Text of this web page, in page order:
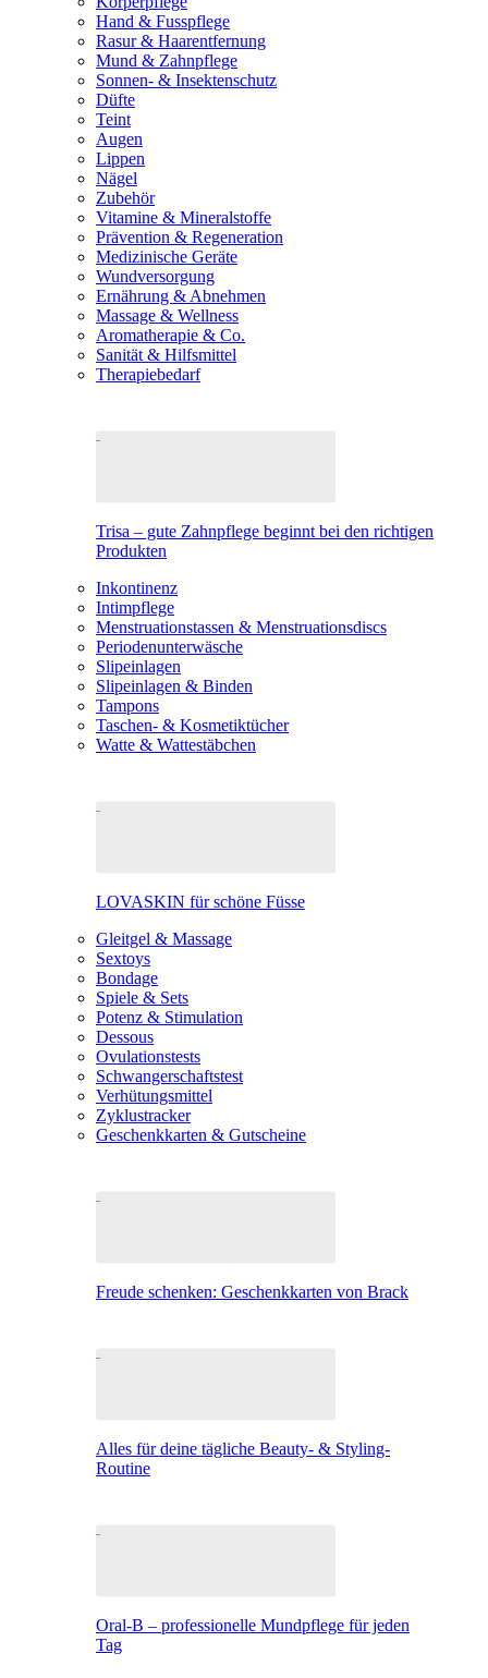
Hand & Fusspflege
Rasur & Haarentfernung
Mund & Zahnpflege
Sonnen- & Insektenschutz
Düfte
Teint
Augen
Lippen
Nägel
Zubehör
Vitamine & Mineralstoffe
Prävention & Regeneration
Medizinische Geräte
Wundversorgung
Ernährung & Abnehmen
Massage & Wellness
Aromatherapie & Co.
Sanität & Hilfsmittel
Therapiebedarf
Trisa – gute Zahnpflege beginnt bei den richtigen
Produkten
Inkontinenz
Intimpflege
Menstruationstassen & Menstruationsdiscs
Periodenunterwäsche
Slipeinlagen
Slipeinlagen & Binden
Tampons
Taschen- & Kosmetiktücher
Watte & Wattestäbchen
LOVASKIN für schöne Füsse
Gleitgel & Massage
Sextoys
Bondage
Spiele & Sets
Potenz & Stimulation
Dessous
Ovulationstests
Schwangerschaftstest
Verhütungsmittel
Zyklustracker
Geschenkkarten & Gutscheine
Freude schenken: Geschenkkarten von Brack
Alles für deine tägliche Beauty- & Styling-
Routine
Oral-B – professionelle Mundpflege für jeden
Tag